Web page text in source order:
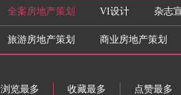
全案房地产策划 VI设计 杂志
旅游房地产策划 商业房地产策划
浏览最多 收藏最多 点赞最多